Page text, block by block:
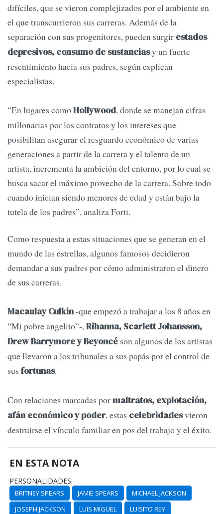
difíciles, que se vieron complejizados por el ambiente en
el que transcurrieron sus carreras. Además de la
separación con sus progenitores, pueden surgir estados
depresivos, consumo de sustanciasy un fuerte
resentimiento hacia sus padres, según explican
especialistas.
“En lugares comoHollywood, donde se manejan cifras
millonarias por los contratos y los intereses que
posibilitan asegurar el resguardo económico de varias
generaciones a partir de la carrera y el talento de un
artista, incrementa la ambición del entorno, por lo cual se
busca sacar el máximo provecho de la carrera. Sobre todo
cuando inician siendo menores de edad y están bajo la
tutela de los padres”, analiza Forti.
Como respuesta a estas situaciones que se generan en el
mundo de las estrellas, algunos famosos decidieron
demandar a sus padres por cómo administraron el dinero
de sus carreras.
Macaulay Culkin-que empezó a trabajar a los 8 años en
“Mi pobre angelito”-, Rihanna, Scarlett Johansson,
Drew Barrymore y Beyoncé son algunos de los artistas
que llevaron a los tribunales a sus papás por el control de
sus fortunas.
Con relaciones marcadas pormaltratos, explotación,
afán económico y poder, estas celebridadesvieron
destruirse el vínculo familiar en pos del trabajo y el éxito.
EN ESTA NOTA
PERSONALIDADES:
BRITNEY SPEARS JAMIE SPEARS
MICHAEL JACKSON
JOSEPH JACKSON
LUIS MIGUEL LUISITO REY